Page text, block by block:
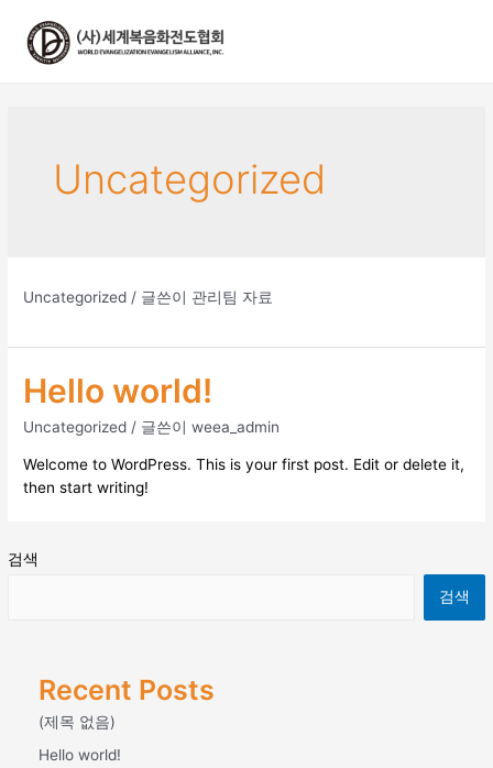
검색
검색
Recent Posts
(제목 없음)
Hello world!
Uncategorized
Uncategorized / 글쓴이 관리팀 자료
Hello world!
Uncategorized / 글쓴이weea_admin
Welcome to WordPress. This is your first post. Edit or delete it,
then start writing!